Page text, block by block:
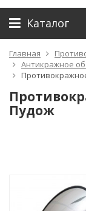
Каталог
Главная
Антикражное
Пудож